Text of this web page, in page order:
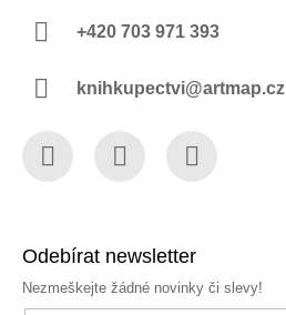
+420 703 971 393
knihkupectvi@artmap.cz
Odebírat newsletter
Nezmeškejte žádné novinky či slevy!